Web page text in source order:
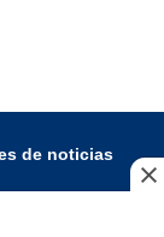
de noticias